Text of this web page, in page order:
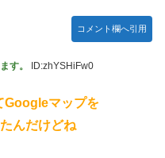
コメント欄へ引用
す。 ID:zhYSHiFw0
Googleマップを
んだけどね